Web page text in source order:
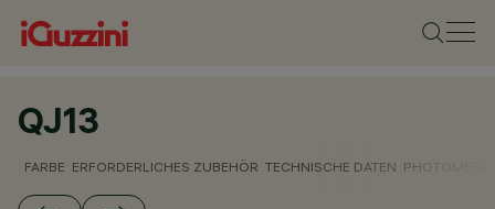
QJ13
FARBE ERFORDERLICHES ZUBEHÖR TECHNISCHE DATEN